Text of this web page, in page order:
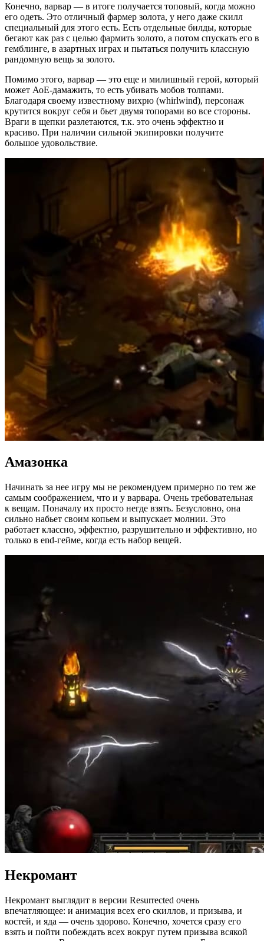
Конечно, варвар — в итоге получается топовый, когда можно
его одеть. Это отличный фармер золота, у него даже скилл
специальный для этого есть. Есть отдельные билды, которые
бегают как раз с целью фармить золото, а потом спускать его в
гемблинге, в азартных играх и пытаться получить классную
рандомную вещь за золото.
Помимо этого, варвар — это еще и милишный герой, который
может АоЕ-дамажить, то есть убивать мобов толпами.
Благодаря своему известному вихрю (whirlwind), персонаж
крутится вокруг себя и бьет двумя топорами во все стороны.
Враги в щепки разлетаются, т.к. это очень эффектно и
красиво. При наличии сильной экипировки получите
большое удовольствие.
Амазонка
Начинать за нее игру мы не рекомендуем примерно по тем же
самым соображением, что и у варвара. Очень требовательная
к вещам. Поначалу их просто негде взять. Безусловно, она
сильно набьет своим копьем и выпускает молнии. Это
работает классно, эффектно, разрушительно и эффективно, но
только в end-гейме, когда есть набор вещей.
Некромант
Некромант выглядит в версии Resurrected очень
впечатляющее: и анимация всех его скиллов, и призыва, и
костей, и яда — очень здорово. Конечно, хочется сразу его
взять и пойти побеждать всех вокруг путем призыва всякой